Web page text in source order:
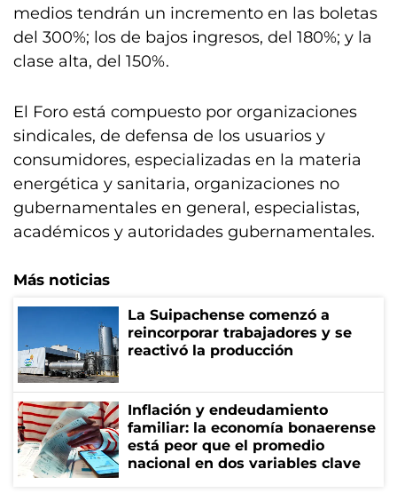
medios tendrán un incremento en las boletas
del 300%; los de bajos ingresos, del 180%; y la
clase alta, del 150%.
El Foro está compuesto por organizaciones
sindicales, de defensa de los usuarios y
consumidores, especializadas en la materia
energética y sanitaria, organizaciones no
gubernamentales en general, especialistas,
académicos y autoridades gubernamentales.
Más noticias
La Suipachense comenzó a
reincorporar trabajadores y se
reactivó la producción
Inflación y endeudamiento
familiar: la economía bonaerense
está peor que el promedio
nacional en dos variables clave